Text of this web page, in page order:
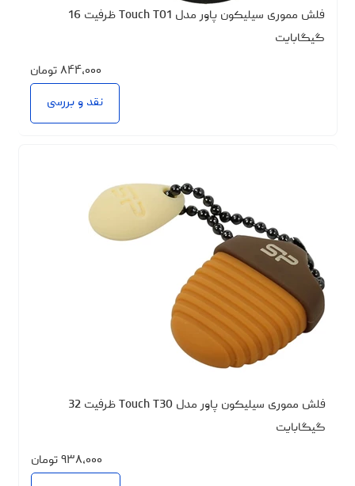
فلش مموری سیلیکون پاور مدل Touch T01 ظرفیت 16
گیگابایت
۸۴۴،۰۰۰ تومان
نقد و بررسی
فلش مموری سیلیکون پاور مدل Touch T30 ظرفیت 32
گیگابایت
۹۳۸،۰۰۰ تومان